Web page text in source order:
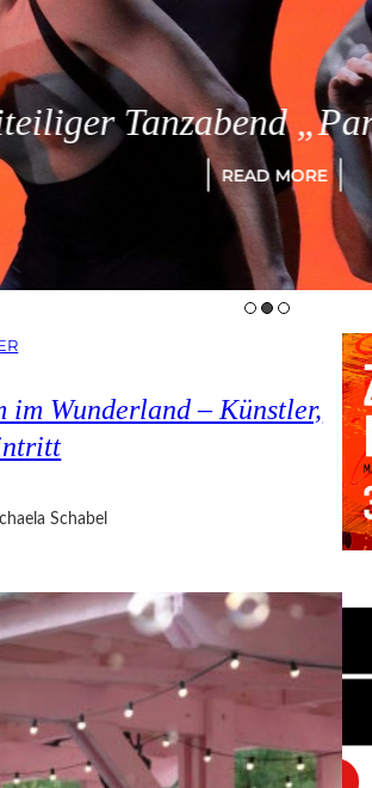
Tanzabend
READ MORE
im Wunderland – Künstler,
Schabel